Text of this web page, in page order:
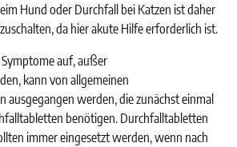
Hund oder Durchfall bei Katzen ist daher
da hier akute Hilfe erforderlich ist.
auf, außer
kann von allgemeinen
ausgegangen werden, die zunächst einmal
benötigen. Durchfalltabletten
immer eingesetzt werden, wenn nach